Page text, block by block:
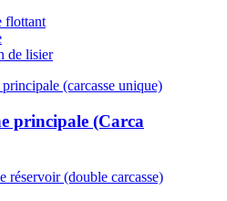
flottant
de lisier
principale (Carca